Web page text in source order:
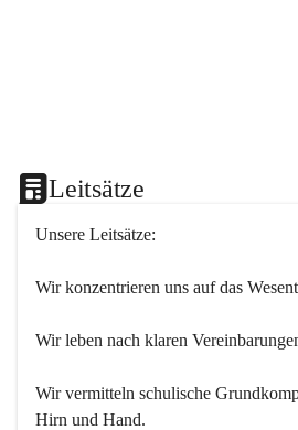
Leitsätze
Unsere Leitsätze:
Wir konzentrieren uns auf das
Wir leben nach klaren
Wir vermitteln schulische
Hirn und Hand.